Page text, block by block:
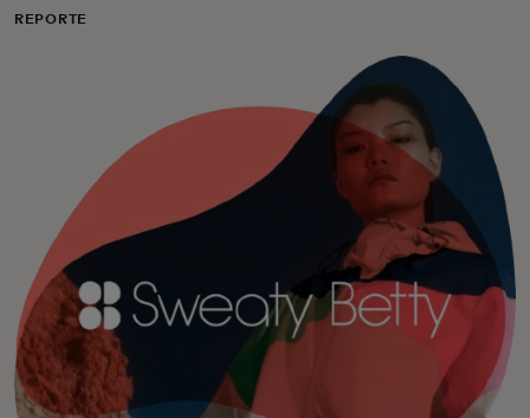
Noticias y tendencias
REPORTE